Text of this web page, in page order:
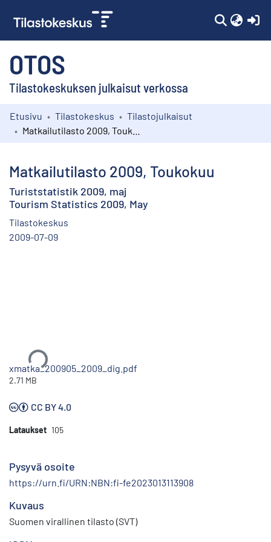
OTOS
Tilastokeskuksen julkaisut verkossa
Kokoelmat
Etusivu Tilastokeskus
Tilastojulkaisut
Matkailutilasto 2009, Toukokuu
Turiststatistik 2009, maj
Tourism Statistics 2009, May
Tilastokeskus
2009-07-09
xmatka_200905_2009_dig.pdf
2.71 MB
CC BY 4.0
Lataukset 105
Pysyvä osoite
https://urn.fi/URN:NBN:fi-fe2023013113908
Kuvaus
Suomen virallinen tilasto (SVT)